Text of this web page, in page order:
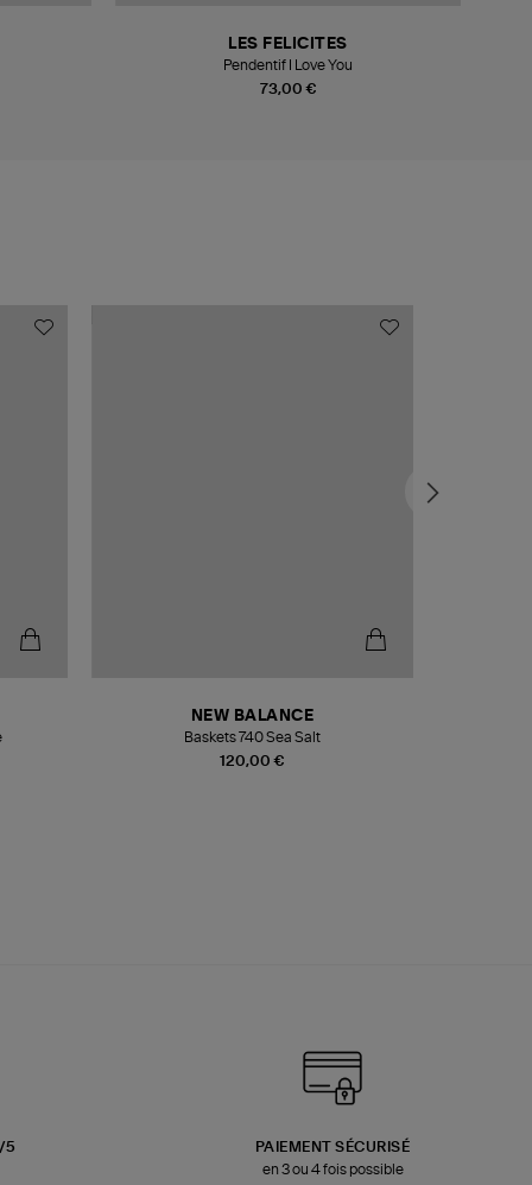
73,00 €
LES FELICITES
Pendentif I Love You
120,00 €
NEW BALANCE
Baskets 740 Sea Salt
5
PAIEMENT SÉCURISÉ
en 3 ou 4 fois possible